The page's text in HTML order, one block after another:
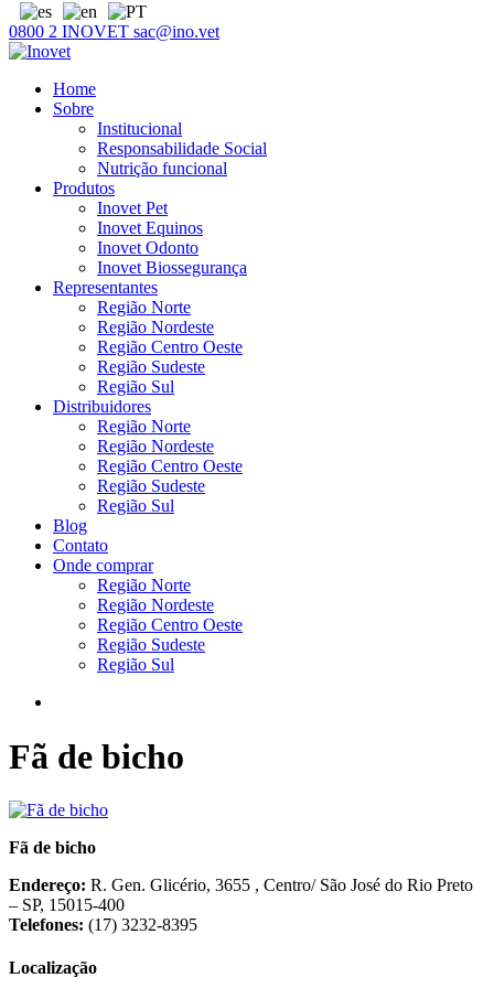
0800 2 INOVET sac@ino.vet
Home
Sobre
Institucional
Responsabilidade Social
Nutrição funcional
Produtos
Inovet Pet
Inovet Equinos
Inovet Odonto
Inovet Biossegurança
Representantes
Região Norte
Região Nordeste
Região Centro Oeste
Região Sudeste
Região Sul
Distribuidores
Região Norte
Região Nordeste
Região Centro Oeste
Região Sudeste
Região Sul
Blog
Contato
Onde comprar
Região Norte
Região Nordeste
Região Centro Oeste
Região Sudeste
Região Sul
Fã de bicho
Fã de bicho
Endereço: R. Gen. Glicério, 3655 , Centro/ São José do Rio Preto
– SP, 15015-400
Telefones: (17) 3232-8395
Localização